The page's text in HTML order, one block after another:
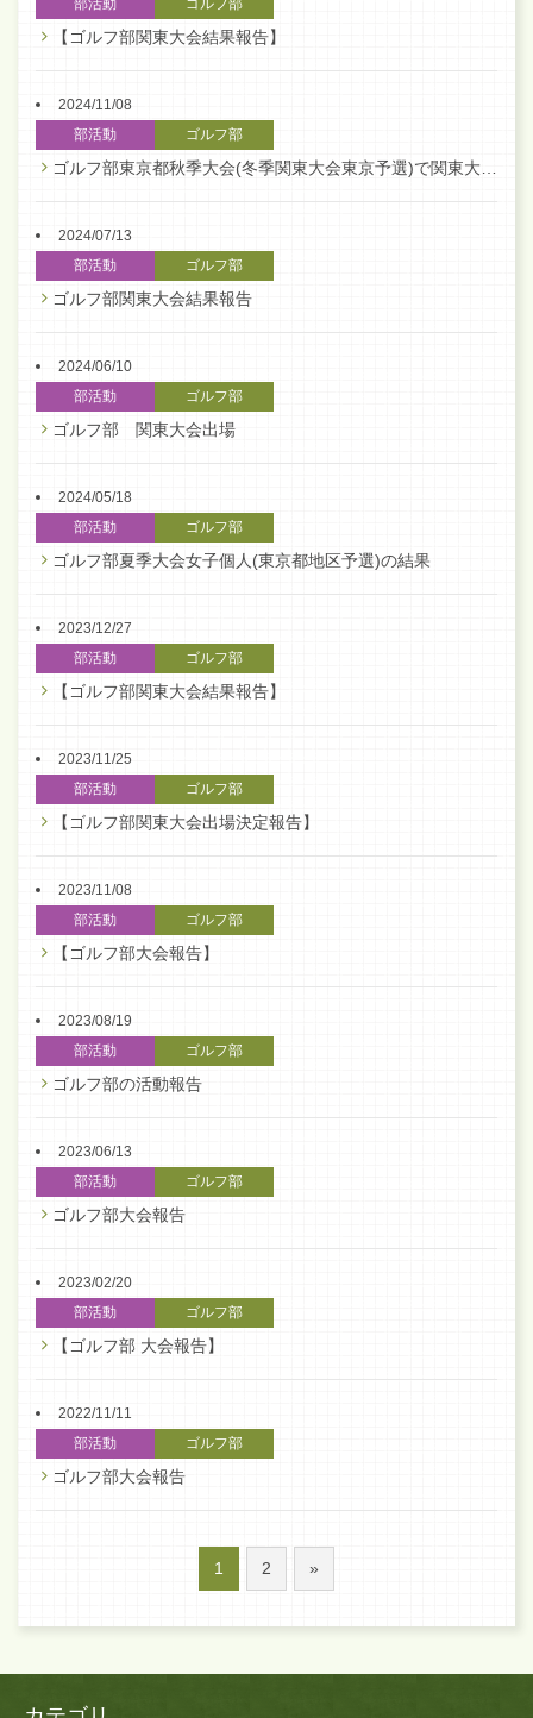
部活動
ゴルフ部
【ゴルフ部関東大会結果報告】
2024/11/08
部活動
ゴルフ部
2024/07/13
部活動
ゴルフ部
ゴルフ部関東大会結果報告
2024/06/10
部活動
ゴルフ部
ゴルフ部 関東大会出場
2024/05/18
部活動
ゴルフ部
ゴルフ部夏季大会女子個人(東京都地区予選)の結果
2023/12/27
部活動
ゴルフ部
【ゴルフ部関東大会結果報告】
2023/11/25
部活動
ゴルフ部
【ゴルフ部関東大会出場決定報告】
2023/11/08
部活動
ゴルフ部
【ゴルフ部大会報告】
2023/08/19
部活動
ゴルフ部
ゴルフ部の活動報告
2023/06/13
部活動
ゴルフ部
ゴルフ部大会報告
2023/02/20
部活動
ゴルフ部
【ゴルフ部 大会報告】
2022/11/11
部活動
ゴルフ部
ゴルフ部大会報告
1 2 »